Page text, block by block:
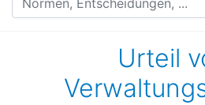
Urteil